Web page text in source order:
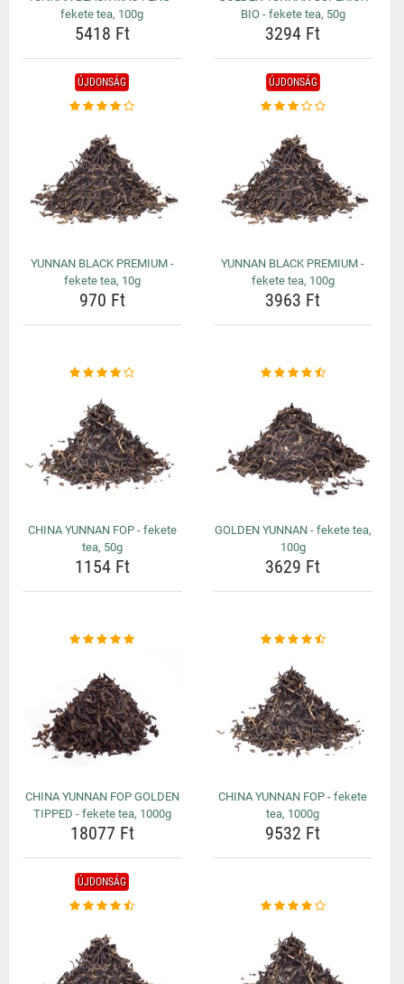
fekete tea, 100g
5418 Ft
BIO - fekete tea, 50g
3294 Ft
ÚJDONSÁG
YUNNAN BLACK PREMIUM -
fekete tea, 10g
970 Ft
ÚJDONSÁG
YUNNAN BLACK PREMIUM -
fekete tea, 100g
3963 Ft
CHINA YUNNAN FOP - fekete
tea, 50g
1154 Ft
GOLDEN YUNNAN - fekete tea,
100g
3629 Ft
CHINA YUNNAN FOP GOLDEN
TIPPED - fekete tea, 1000g
18077 Ft
CHINA YUNNAN FOP - fekete
tea, 1000g
9532 Ft
ÚJDONSÁG